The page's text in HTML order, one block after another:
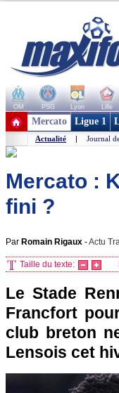
OM PSG Lyon Lille
+ de clubs
Mercato Ligue 1
Actualité | Journal
Mercato :
fini ?
Par Romain Rigaux -Actu
Taille du texte:
Le Stade
Francfort
club breton
Lensois cet